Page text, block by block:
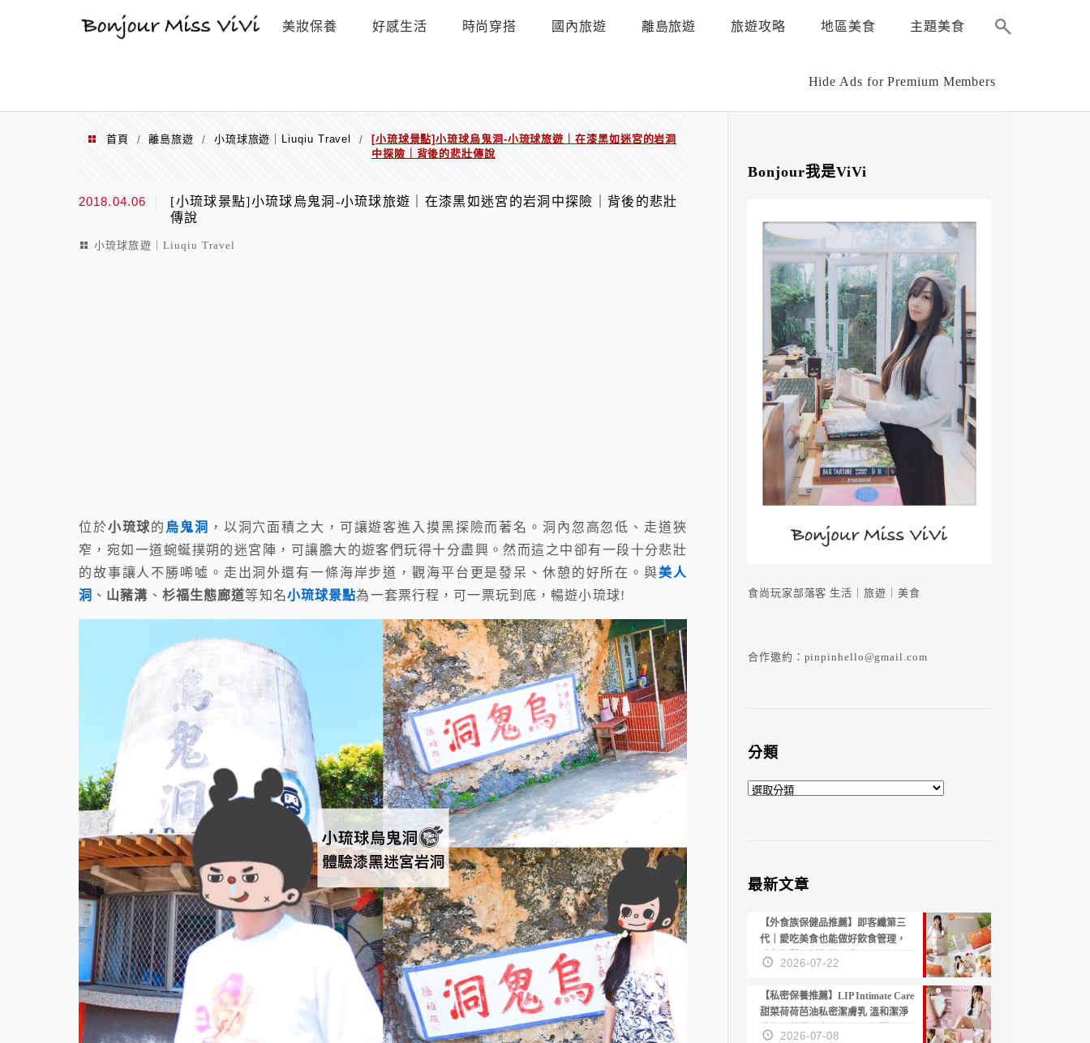
美妝保養 好感生活 時尚穿搭 國內旅遊 離島旅遊 旅遊攻略 地區美食 主題美食
Hide Ads for Premium Members
首頁 / 離島旅遊 / 小琉球旅遊｜Liuqiu Travel /
[小琉球景點]小琉球烏鬼洞-小琉球旅遊｜在漆黑如迷宮的岩洞
中探險｜背後的悲壯傳說
2018.04.06
[小琉球景點]小琉球烏鬼洞-小琉球旅遊｜在漆黑如迷宮的岩洞中探險｜背後的悲壯
傳說
小琉球旅遊｜Liuqiu Travel
位於小琉球的 烏鬼洞 ，以洞穴面積之大，可讓遊客進入摸黑探險而著名。洞內忽高忽低、走道狹
窄，宛如一道蜿蜒撲朔的迷宮陣，可讓膽大的遊客們玩得十分盡興。然而這之中卻有一段十分悲壯
的故事讓人不勝唏噓。走出洞外還有一條海岸步道，觀海平台更是發呆、休憩的好所在。與美人
洞 、 山豬溝 、 杉福生態廊道等知名小琉球景點為一套票行程，可一票玩到底，暢遊小琉球!
Bonjour我是ViVi
食尚玩家部落客 生活｜旅遊｜美食
合作邀約：pinpinhello@gmail.com
分類
分
最新文章
【外食族保健品推薦】即客纖第三
代｜愛吃美食也能做好飲食管理，
陪你輕鬆面對聚餐日常！
2026-07-22
【私密保養推薦】LIP Intimate Care
甜菜荷荷芭油私密潔膚乳 溫和潔淨
洗後不乾澀 不起泡反而更舒服！
2026-07-08